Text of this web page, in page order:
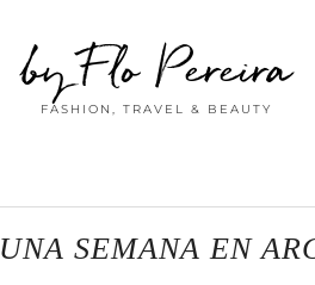
by Flo Pereira
FASHION, TRAVEL & BEAUTY
UNA SEMANA EN